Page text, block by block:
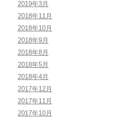
2019年3月
2018年11月
2018年10月
2018年9月
2018年8月
2018年5月
2018年4月
2017年12月
2017年11月
2017年10月